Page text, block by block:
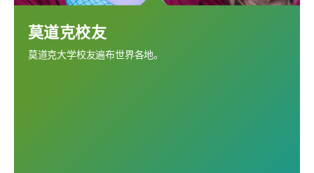
莫道克校友
莫道克大学校友遍布世界各地。